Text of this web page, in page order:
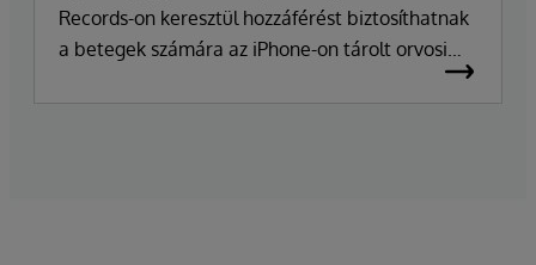
Records-on keresztül hozzáférést biztosíthatnak
a betegek számára az iPhone-on tárolt orvosi